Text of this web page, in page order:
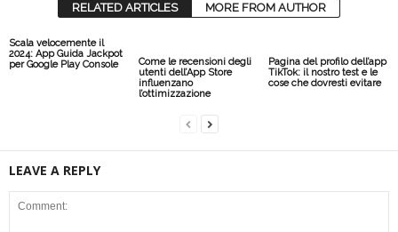
RELATED ARTICLES MORE FROM AUTHOR
Scala velocemente il
2024: App Guida Jackpot
per Google Play Console
Come le recensioni degli
utenti dell’App Store
influenzano
l’ottimizzazione
Pagina del profilo dell’app
TikTok: il nostro test e le
cose che dovresti evitare
LEAVE A REPLY